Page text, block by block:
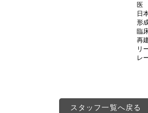
医
日
形
臨
再
リ
レ
スタッフ一覧へ戻る